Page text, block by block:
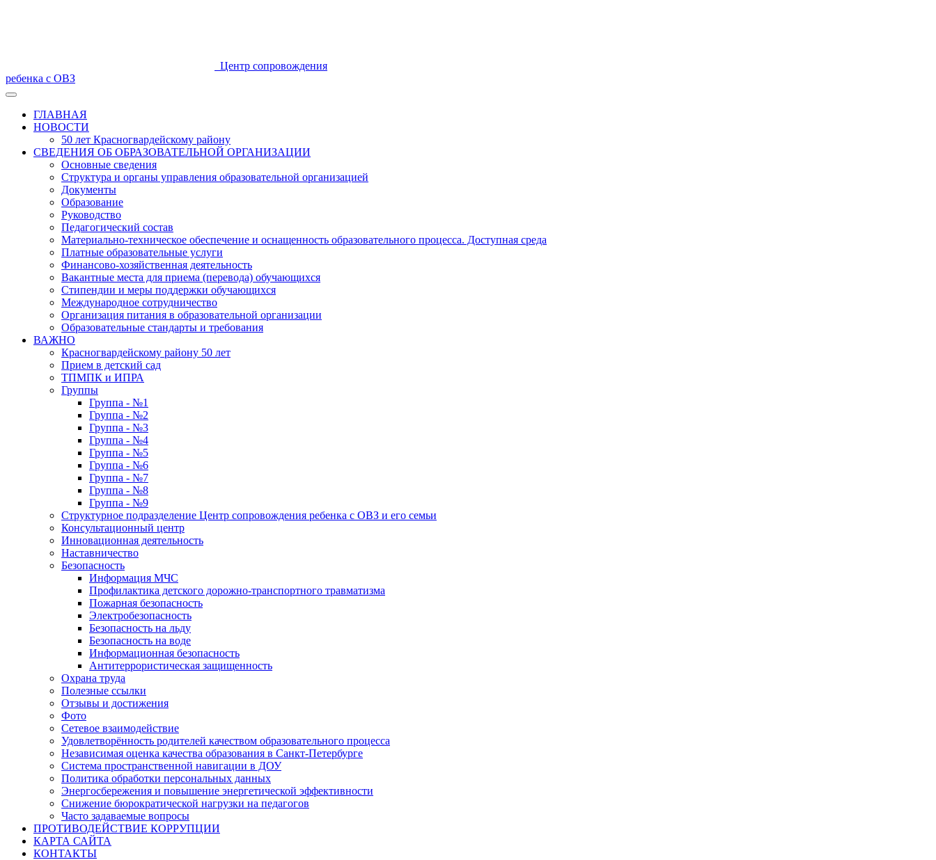
Центр сопровождения
ребенка с ОВЗ
ГЛАВНАЯ
НОВОСТИ
50 лет Красногвардейскому району
СВЕДЕНИЯ ОБ ОБРАЗОВАТЕЛЬНОЙ ОРГАНИЗАЦИИ
Основные сведения
Структура и органы управления образовательной организацией
Документы
Образование
Руководство
Педагогический состав
Материально-техническое обеспечение и оснащенность образовательного процесса. Доступная среда
Платные образовательные услуги
Финансово-хозяйственная деятельность
Вакантные места для приема (перевода) обучающихся
Стипендии и меры поддержки обучающихся
Международное сотрудничество
Организация питания в образовательной организации
Образовательные стандарты и требования
ВАЖНО
Красногвардейскому району 50 лет
Прием в детский сад
ТПМПК и ИПРА
Группы
Группа - №1
Группа - №2
Группа - №3
Группа - №4
Группа - №5
Группа - №6
Группа - №7
Группа - №8
Группа - №9
Структурное подразделение Центр сопровождения ребенка с ОВЗ и его семьи
Консультационный центр
Инновационная деятельность
Наставничество
Безопасность
Информация МЧС
Профилактика детского дорожно-транспортного травматизма
Пожарная безопасность
Электробезопасность
Безопасность на льду
Безопасность на воде
Информационная безопасность
Антитеррористическая защищенность
Охрана труда
Полезные ссылки
Отзывы и достижения
Фото
Сетевое взаимодействие
Удовлетворённость родителей качеством образовательного процесса
Независимая оценка качества образования в Санкт-Петербурге
Система пространственной навигации в ДОУ
Политика обработки персональных данных
Энергосбережения и повышение энергетической эффективности
Снижение бюрократической нагрузки на педагогов
Часто задаваемые вопросы
ПРОТИВОДЕЙСТВИЕ КОРРУПЦИИ
КАРТА САЙТА
КОНТАКТЫ